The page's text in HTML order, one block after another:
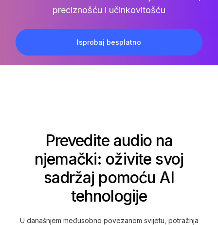
preciznošću i učinkovitošću
Isprobaj besplatno
Prevedite audio na
njemački: oživite svoj
sadržaj pomoću AI
tehnologije
U današnjem međusobno povezanom svijetu, potražnja